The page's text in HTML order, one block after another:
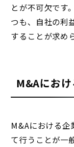
とが不可欠です
つも、自社の利
することが求め
M&Aにお
M&Aにおける企
て行うことが一